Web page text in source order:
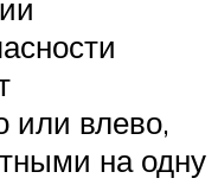
или влево,
на одну